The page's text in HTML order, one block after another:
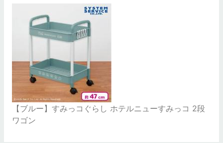
【ブルー】すみっコぐらし ホテルニューすみっコ 2段
ワゴン